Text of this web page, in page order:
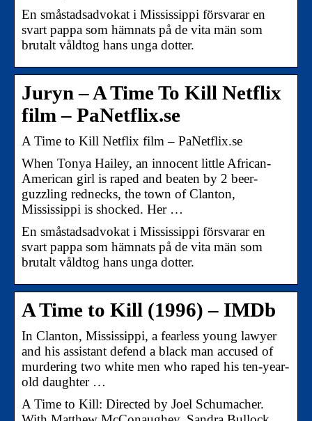
En småstadsadvokat i Mississippi försvarar en
svart pappa som hämnats på de vita män som
brutalt våldtog hans unga dotter.
Juryn – A Time To Kill Netflix
film – PaNetflix.se
A Time to Kill Netflix film – PaNetflix.se
When Tonya Hailey, an innocent little African-
American girl is raped and beaten by 2 beer-
guzzling rednecks, the town of Clanton,
Mississippi is shocked. Her …
En småstadsadvokat i Mississippi försvarar en
svart pappa som hämnats på de vita män som
brutalt våldtog hans unga dotter.
A Time to Kill (1996) – IMDb
In Clanton, Mississippi, a fearless young lawyer
and his assistant defend a black man accused of
murdering two white men who raped his ten-year-
old daughter …
A Time to Kill: Directed by Joel Schumacher.